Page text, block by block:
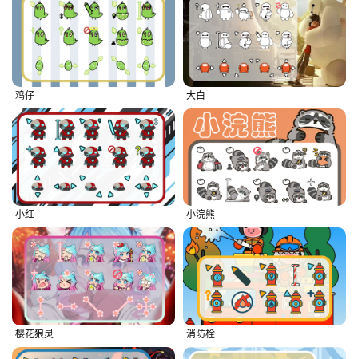
鸡仔 大白
小红 小浣熊
樱花狼灵 消防栓